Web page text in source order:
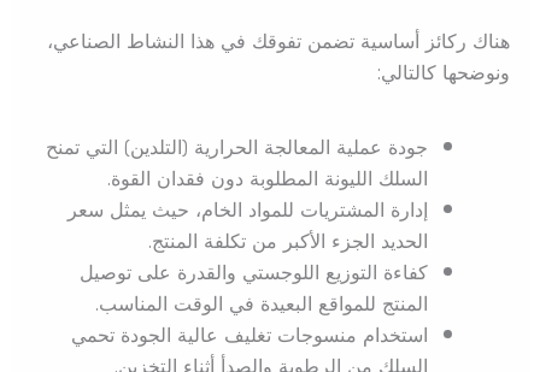
هناك ركائز أساسية تضمن تفوقك في هذا النشاط الصناعي،
ونوضحها كالتالي:
جودة عملية المعالجة الحرارية (التلدين) التي تمنح
السلك الليونة المطلوبة دون فقدان القوة.
إدارة المشتريات للمواد الخام، حيث يمثل سعر
الحديد الجزء الأكبر من تكلفة المنتج.
كفاءة التوزيع اللوجستي والقدرة على توصيل
المنتج للمواقع البعيدة في الوقت المناسب.
استخدام منسوجات تغليف عالية الجودة تحمي